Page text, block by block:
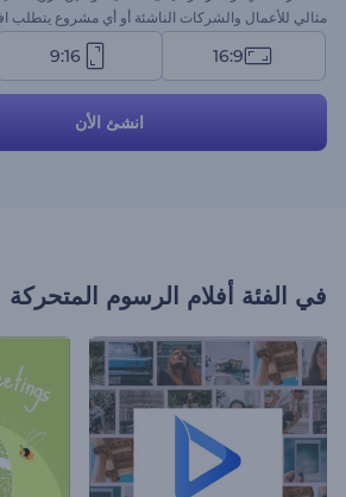
مثالي للأعمال والشركات الناشئة أو أي مشروع يتطلب
الانتباه. ابدأ الآن لتعيين شعارك بطرق كشف متألفة تكشف
16:9
9:16
انشئ الأن
في الفئة أفلام الرسوم المتحركة